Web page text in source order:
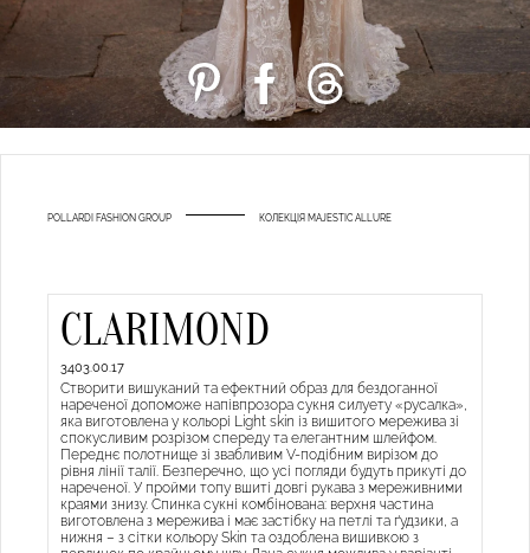
POLLARDI FASHION GROUP КОЛЕКЦІЯ MAJESTIC ALLURE
CLARIMOND
3403.00.17
Створити вишуканий та ефектний образ для бездоганної
нареченої допоможе напівпрозора сукня силуету «русалка»,
яка виготовлена у кольорі Light skin із вишитого мережива зі
спокусливим розрізом спереду та елегантним шлейфом.
Переднє полотнище зі звабливим V-подібним вирізом до
рівня лінії талії. Безперечно, що усі погляди будуть прикуті до
нареченої. У пройми топу вшиті довгі рукава з мереживними
краями знизу. Спинка сукні комбінована: верхня частина
виготовлена з мережива і має застібку на петлі та ґудзики, а
нижня – з сітки кольору Skin та оздоблена вишивкою з